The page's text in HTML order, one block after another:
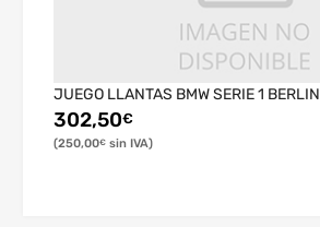
JUEGO LLANTAS BMW SERIE 1
302,50€
250,00€